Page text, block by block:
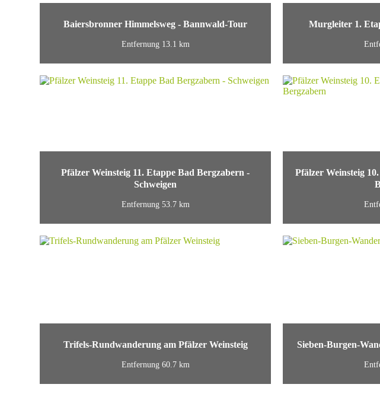
Baiersbronner Himmelsweg - Bannwald-Tour
Entfernung 13.1 km
Murgleiter 1.
Pfälzer Weinsteig 11. Etappe Bad Bergzabern -
Schweigen
Entfernung 53.7 km
Pfälzer Weinsteig
Trifels-Rundwanderung am Pfälzer Weinsteig
Entfernung 60.7 km
Sieben-Burgen-